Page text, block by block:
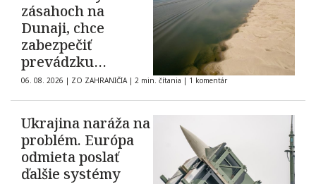
zásahoch na
Dunaji, chce
zabezpečiť
prevádzku
elektrárne
Cernavodă
06. 08. 2026 | ZO ZAHRANIČIA | 2 min. čítania | 1 komentár
Ukrajina naráža na
problém. Európa
odmieta poslať
ďalšie systémy